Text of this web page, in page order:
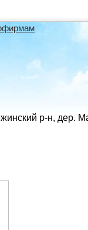
р-н, дер.